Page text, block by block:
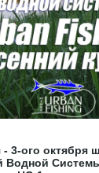
3-ого октября
Водной